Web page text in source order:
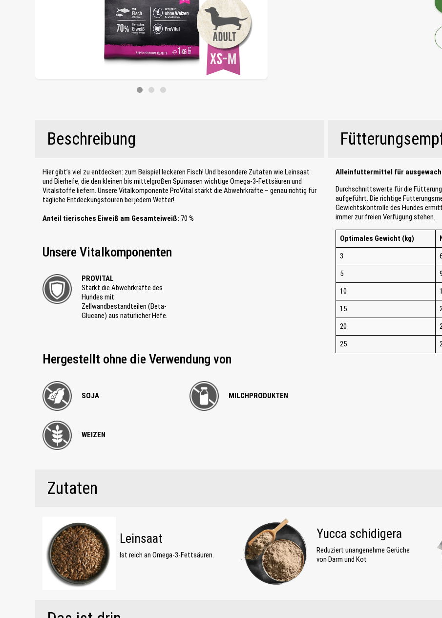
Beschreibung
Hier gibt’s viel zu entdecken: zum Beispiel leckeren Fisch! Und besondere Zutaten wie Leinsaat
und Bierhefe, die den kleinen bis mittelgroßen Spürnasen wichtige Omega-3-Fettsäuren und
Vitalstoffe liefern. Unsere Vitalkomponente ProVital stärkt die Abwehrkräfte – genau richtig für
tägliche Entdeckungstouren bei jedem Wetter!
Anteil tierisches Eiweiß am Gesamteiweiß: 70 %
Unsere Vitalkomponenten
PROVITAL
Stärkt die Abwehrkräfte des
Hundes mit
Zellwandbestandteilen (Beta-
Glucane) aus natürlicher Hefe.
Hergestellt ohne die Verwendung von
SOJA MILCHPRODUKTEN
WEIZEN
Zutaten
Leinsaat
Ist reich an Omega-3-Fettsäuren.
Yucca schidigera
Reduziert unangenehme Gerüche
von Darm und Kot
Alleinfuttermittel für
Durchschnittswerte für die Fütterung
aufgeführt. Die richtige
Gewichtskontrolle des Hundes
immer zur freien Verfügung stehen.
Optimales Gewicht (kg)
3
5
10
15
20
25